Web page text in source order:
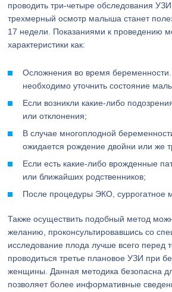
проводить три-четыре обследования
трехмерный осмотр малыша станет
17 недели. Показаниями к проведению
характеристики как:
Осложнения во время
необходимо уточнить состояние
Если возникли какие-либо
или отклонения;
В случае многоплодной
ожидается рождение двойни или же
Если есть какие-либо врожденные
или ближайших родственников;
После процедуры ЭКО, суррогатное
Также осуществить подобный метод
желанию, проконсультировавшись со
исследование плода лучше всего перед
проводиться третье плановое УЗИ при
женщины. Данная методика безопасна
позволяет более информативные